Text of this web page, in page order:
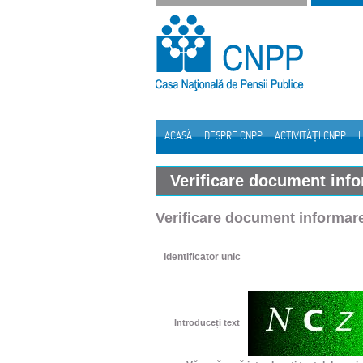
Sari la continut
ACASĂ DESPRE CNPP ACTIVITĂȚI CNPP
Verificare document
Verificare document
Identificator unic
Introduceți text